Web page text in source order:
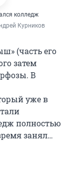
колледж
Курников
(часть его
затем
В
уже в
полностью
занял…